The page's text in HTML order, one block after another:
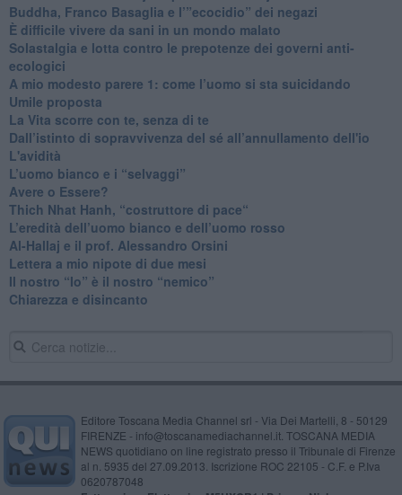
​Buddha, Franco Basaglia e l’”ecocidio” dei negazi
​È difficile vivere da sani in un mondo malato
Solastalgia e lotta contro le prepotenze dei governi anti-
ecologici
​A mio modesto parere 1: come l’uomo si sta suicidando
​Umile proposta
​La Vita scorre con te, senza di te
​Dall’istinto di sopravvivenza del sé all’annullamento dell'io
L'avidità
​L’uomo bianco e i “selvaggi”
​Avere o Essere?
​Thich Nhat Hanh, “costruttore di pace“
​L’eredità dell’uomo bianco e dell’uomo rosso
Al-Hallaj e il prof. Alessandro Orsini
​Lettera a mio nipote di due mesi
​Il nostro “Io” è il nostro “nemico”
​Chiarezza e disincanto
Editore Toscana Media Channel srl - Via Dei Martelli, 8 - 50129
FIRENZE - info@toscanamediachannel.it. TOSCANA MEDIA
NEWS quotidiano on line registrato presso il Tribunale di Firenze
al n. 5935 del 27.09.2013. Iscrizione ROC 22105 - C.F. e P.Iva
0620787048